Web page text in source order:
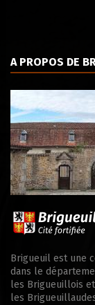
A PROPOS DE
Brigueuil est une
dans le
les Brigueuillois
les